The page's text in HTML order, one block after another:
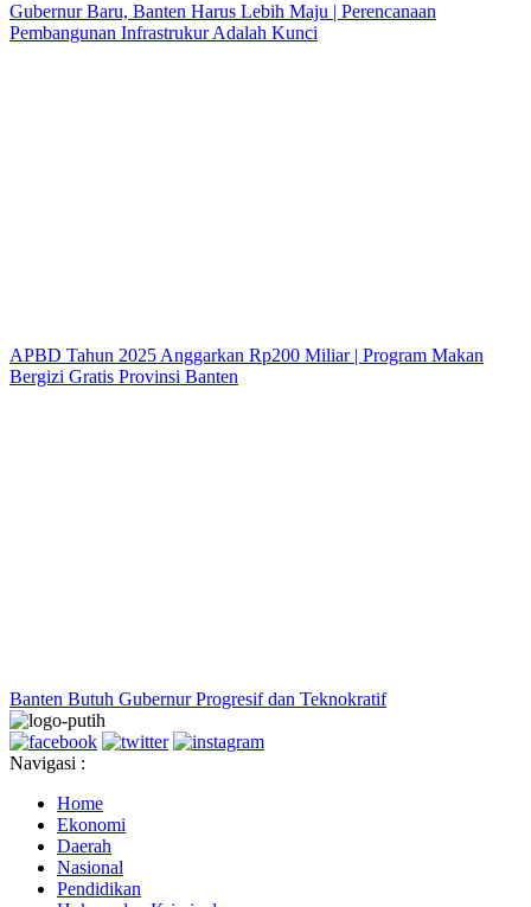
Gubernur Baru, Banten Harus Lebih Maju | Perencanaan
Pembangunan Infrastrukur Adalah Kunci
APBD Tahun 2025 Anggarkan Rp200 Miliar | Program Makan
Bergizi Gratis Provinsi Banten
Banten Butuh Gubernur Progresif dan Teknokratif
Navigasi :
Home
Ekonomi
Daerah
Nasional
Pendidikan